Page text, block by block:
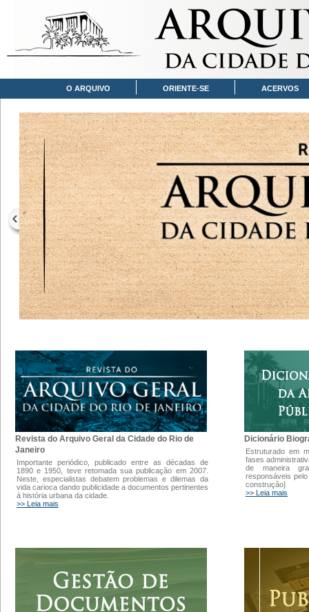
O ARQUIVO ORIENTE-SE ACERVOS
Revista do Arquivo Geral da Cidade do Rio de
Janeiro
Importante periódico, publicado entre as décadas de
1890 e 1950, teve retomada sua publicação em 2007.
Neste, especialistas debatem problemas e dilemas da
vida carioca dando publicidade a documentos pertinentes
à história urbana da cidade.
>> Leia mais
Dicionário
Estruturado em
fases
de maneira
responsáveis
construção]
>> Leia mais